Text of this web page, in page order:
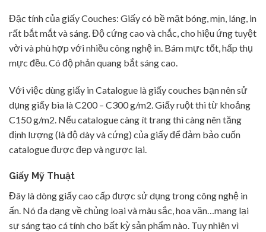
Đặc tính của giấy Couches: Giấy có bề mặt bóng, mịn, láng, in
rất bắt mắt và sáng. Độ cứng cao và chắc, cho hiệu ứng tuyệt
vời và phù hợp với nhiều công nghệ in. Bám mực tốt, hấp thụ
mực đều. Có độ phản quang bắt sáng cao.
Với việc dùng giấy in Catalogue là giấy couches bạn nên sử
dụng giấy bìa là C200 – C300 g/m2. Giấy ruột thì từ khoảng
C150 g/m2. Nếu catalogue càng ít trang thì càng nên tăng
định lượng (là độ dày và cứng) của giấy để đảm bảo cuốn
catalogue được đẹp và ngược lại.
Giấy Mỹ Thuật
Đây là dòng giấy cao cấp được sử dụng trong công nghệ in
ấn. Nó đa dạng về chủng loại và màu sắc, hoa văn…mang lại
sự sáng tạo cá tính cho bất kỳ sản phẩm nào. Tuy nhiên vì